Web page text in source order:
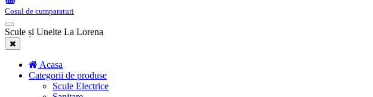
Cosul de cumparaturi
Scule și Unelte La Lorena
Acasa
Categorii de produse
Scule Electrice